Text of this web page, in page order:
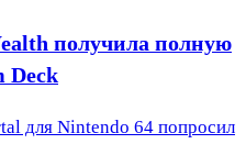
получила полную
Deck
для Nintendo 64 попросил